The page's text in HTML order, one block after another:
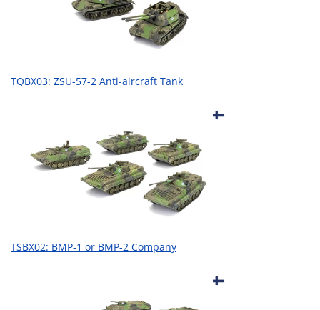
TQBX03: ZSU-57-2 Anti-aircraft Tank
TSBX02: BMP-1 or BMP-2 Company